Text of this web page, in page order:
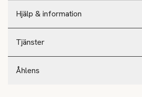
Hjälp & information
Tjänster
Åhlens